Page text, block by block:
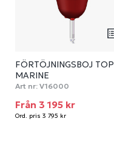
FÖRTÖJNINGSBOJ TOP
MARINE
Art nr: V16000
Från 3 195 kr
Ord. pris 3 795 kr